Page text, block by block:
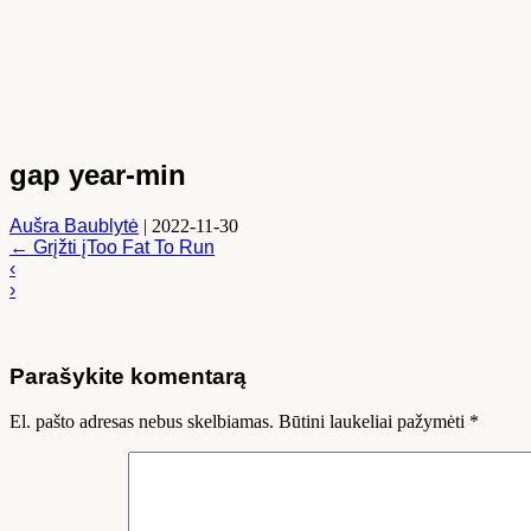
gap year-min
Aušra Baublytė | 2022-11-30
← Grįžti įToo Fat To Run
‹
›
Parašykite komentarą
El. pašto adresas nebus skelbiamas. Būtini laukeliai pažymėti *